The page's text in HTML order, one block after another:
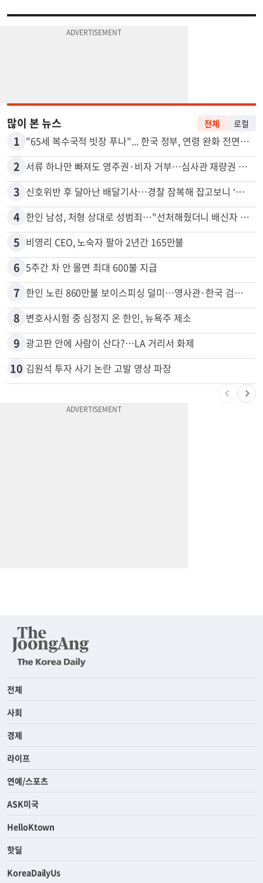
많이 본 뉴스 전체 로컬
1 "65세 복수국적 빗장 푸나"... 한국 정부, 연령 완화 전면 추진
2 서류 하나만 빠져도 영주권·비자 거부…심사관 재량권 대폭 확대
3 신호위반 후 달아난 배달기사…경찰 잠복해 잡고보니 ‘반전’
4 한인 남성, 처형 상대로 성범죄…"선처해줬더니 배신자 취급"
5 비영리 CEO, 노숙자 팔아 2년간 165만불
6 5주간 차 안 몰면 최대 600불 지급
7 한인 노린 860만불 보이스피싱 덜미…영사관·한국 검찰 사칭
8 변호사시험 중 심정지 온 한인, 뉴욕주 제소
9 광고판 안에 사람이 산다?…LA 거리서 화제
10 김원석 투자 사기 논란 고발 영상 파장
전체
사회
경제
라이프
연예/스포츠
ASK미국
HelloKtown
핫딜
KoreaDailyUs